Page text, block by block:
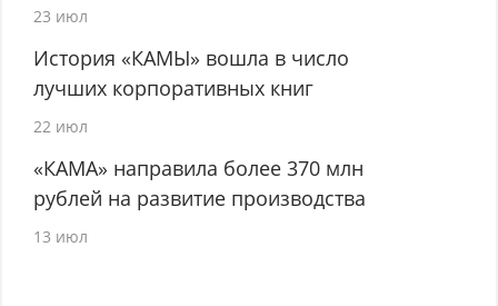
23 июл
История «КАМЫ» вошла в число
лучших корпоративных книг
22 июл
«КАМА» направила более 370 млн
рублей на развитие производства
13 июл